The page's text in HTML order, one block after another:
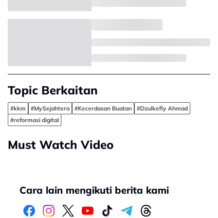
Topic Berkaitan
#kkm #MySejahtera #Kecerdasan Buatan
#Dzulkefly Ahmad
#reformasi digital
Must Watch Video
Cara lain mengikuti berita kami